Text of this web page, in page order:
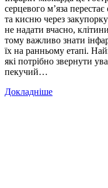
серцевого м’яза
та кисню через
не надати вчасно,
тому важливо знати
їх на ранньому етапі.
які потрібно звернути
пекучий…
Докладніше